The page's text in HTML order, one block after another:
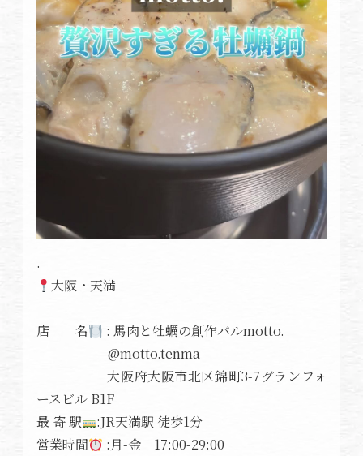
.
大阪・天満
店 名
: 馬肉と牡蠣の創作バルmotto.
@motto.tenma
大阪府大阪市北区錦町3-7グランフォ
ースビル B1F
最 寄 駅
:JR天満駅 徒歩1分
営業時間
:月-金 17:00-29:00